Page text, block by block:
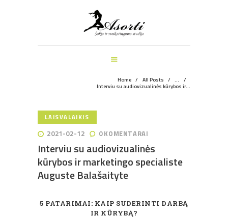
Home All Posts
...
Interviu su audiovizualinės kūrybos ir...
ŠOKIO IR SVEIKATINGUMO STUDIJA
PAGRINDINIS
ŠOKIŲ UŽSIĖMIMAI
VEIKLOS ŠVENTĖMS
APIE MUS
REGISTRACIJA
LAISVALAIKIS
2021-02-12 0KOMENTARAI
Interviu su audiovizualinės
kūrybos ir marketingo specialiste
Auguste Balašaityte
5 PATARIMAI: KAIP SUDERINTI DARBĄ
IR KŪRYBĄ?